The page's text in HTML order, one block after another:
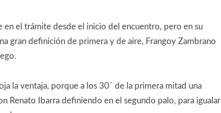
en el trámite desde el inicio del encuentro, pero en su
gran definición de primera y de aire, Frangoy Zambrano
la ventaja, porque a los 30´ de la primera mitad una
Renato Ibarra definiendo en el segundo palo, para igualar